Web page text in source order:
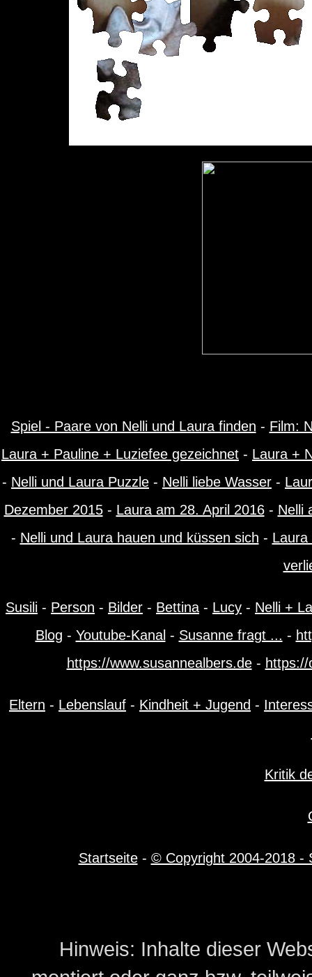
Spiel - Paare von Nelli und Laura finden - Film:
Laura + Pauline + Luziefee gezeichnet - Laura +
- Nelli und Laura Puzzle - Nelli liebe Wasser -
Dezember 2015- Laura am 28. April 2016- Nelli
- Nelli und Laura hauen und küssen sich - Laura
Susili - Person - Bilder - Bettina - Lucy - Nelli +
Blog - Youtube-Kanal - Susanne fragt ... -
https://www.susannealbers.de-
Eltern - Lebenslauf - Kindheit + Jugend -
Kritik
Startseite- © Copyright 2004-2018 -
Hinweis: Inhalte dieser